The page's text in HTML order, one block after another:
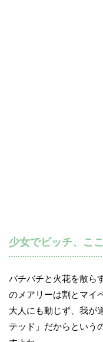
少女でビッチ、こ
バチバチと火花を散ら
のメアリーは割とマイ
大人にも動じず、我が
テッド」だからという